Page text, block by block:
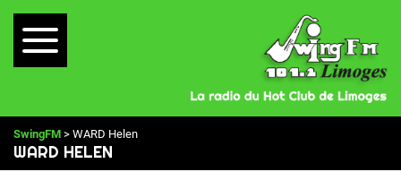
SwingFM > WARD Helen
WARD HELEN